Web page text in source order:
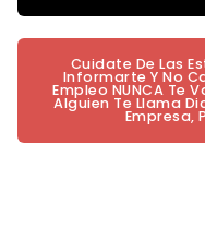
Cuidate De Las
Informarte Y No
Empleo NUNCA Te
Alguien Te Llama
Empresa,